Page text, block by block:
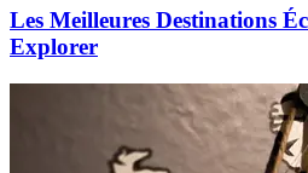
Les Meilleures Destinations
Explorer